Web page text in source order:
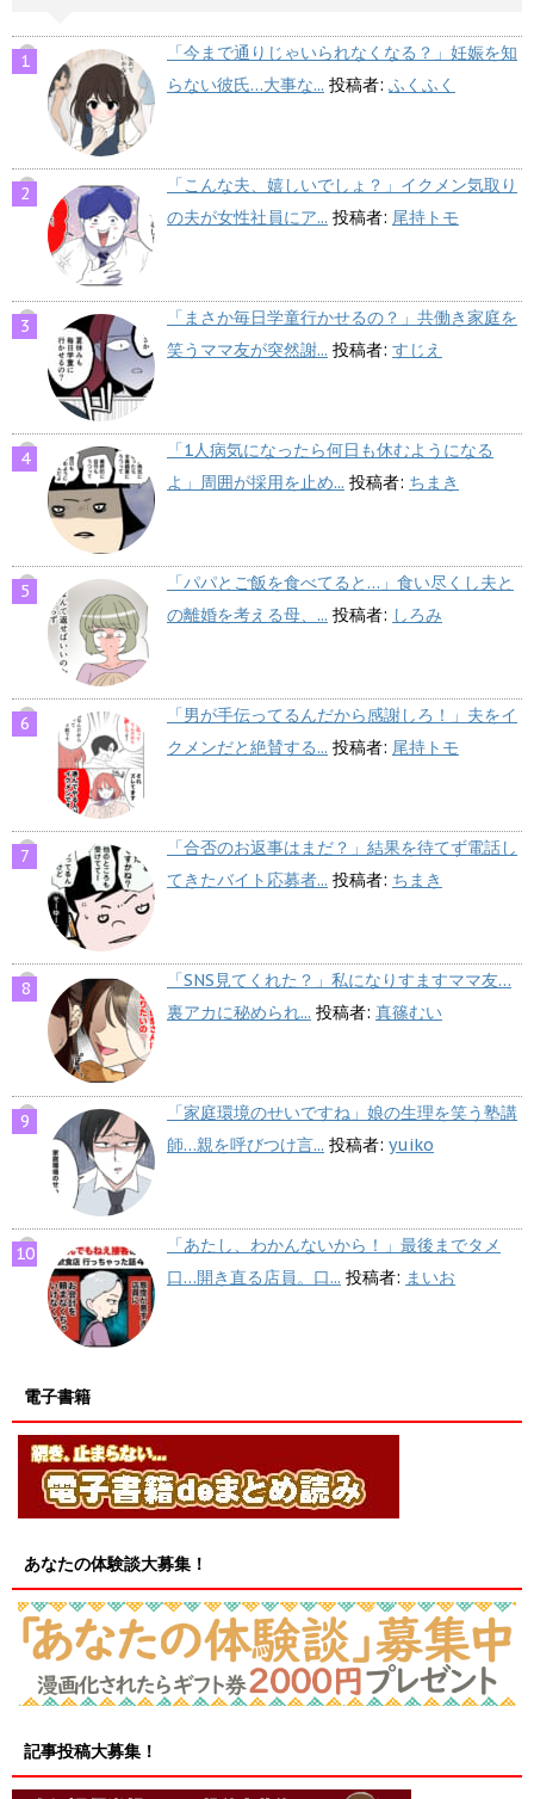
「今まで通りじゃいられなくなる？」妊娠を知
らない彼氏…大事な... 投稿者: ふくふく
「こんな夫、嬉しいでしょ？」イクメン気取り
の夫が女性社員にア... 投稿者: 尾持トモ
「まさか毎日学童行かせるの？」共働き家庭を
笑うママ友が突然謝... 投稿者: すじえ
「1人病気になったら何日も休むようになる
よ」周囲が採用を止め... 投稿者: ちまき
「パパとご飯を食べてると…」食い尽くし夫と
の離婚を考える母、... 投稿者: しろみ
「男が手伝ってるんだから感謝しろ！」夫をイ
クメンだと絶賛する... 投稿者: 尾持トモ
「合否のお返事はまだ？」結果を待てず電話し
てきたバイト応募者... 投稿者: ちまき
「SNS見てくれた？」私になりすますママ友…
裏アカに秘められ... 投稿者: 真篠むい
「家庭環境のせいですね」娘の生理を笑う塾講
師…親を呼びつけ言... 投稿者: yuiko
「あたし、わかんないから！」最後までタメ
口…開き直る店員。口... 投稿者: まいお
電子書籍
あなたの体験談大募集！
記事投稿大募集！